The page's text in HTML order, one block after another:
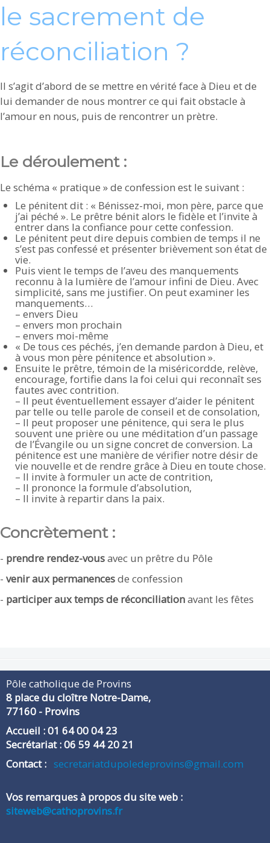
le sacrement de
réconciliation ?
Il s’agit d’abord de se mettre en vérité face à Dieu et de
lui demander de nous montrer ce qui fait obstacle à
l’amour en nous, puis de rencontrer un prètre.
Le déroulement :
Le schéma « pratique » de confession est le suivant :
Le pénitent dit : « Bénissez-moi, mon père, parce que
j’ai péché ». Le prêtre bénit alors le fidèle et l’invite à
entrer dans la confiance pour cette confession.
Le pénitent peut dire depuis combien de temps il ne
s’est pas confessé et présenter brièvement son état de
vie.
Puis vient le temps de l’aveu des manquements
reconnu à la lumière de l’amour infini de Dieu. Avec
simplicité, sans me justifier. On peut examiner les
manquements…
– envers Dieu
– envers mon prochain
– envers moi-même
« De tous ces péchés, j’en demande pardon à Dieu, et
à vous mon père pénitence et absolution ».
Ensuite le prêtre, témoin de la miséricordde, relève,
encourage, fortifie dans la foi celui qui reconnaît ses
fautes avec contrition.
– Il peut éventuellement essayer d’aider le pénitent
par telle ou telle parole de conseil et de consolation,
– Il peut proposer une pénitence, qui sera le plus
souvent une prière ou une méditation d’un passage
de l’Évangile ou un signe concret de conversion. La
pénitence est une manière de vérifier notre désir de
vie nouvelle et de rendre grâce à Dieu en toute chose.
– Il invite à formuler un acte de contrition,
– Il prononce la formule d’absolution,
– Il invite à repartir dans la paix.
Concrètement :
- prendre rendez-vousavec un prêtre du Pôle
- venir aux permanencesde confession
- participer aux temps de réconciliationavant les fêtes
Pôle catholique de Provins
8 place du cloître Notre-Dame,
​77160 - Provins
Accueil : 01 64 00 04 23
Secrétariat : 06 59 44 20 21
​Contact : secretariatdupoledeprovins@gmail.com
Vos remarques à propos du site web :
siteweb@cathoprovins.fr